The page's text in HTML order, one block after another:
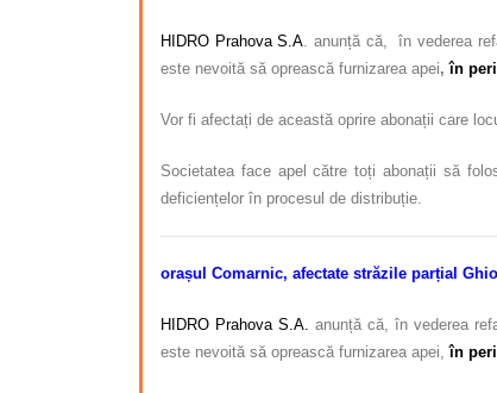
HIDRO Prahova S.A . anunță că, în vederea
este nevoită să oprească furnizarea apei,în
Vor fi afectați de această oprire abonații care
Societatea face apel către toți abonații să
deficiențelor în procesul de distribuție.
orașul Comarnic, afectate străzile parțial
HIDRO Prahova S.A. anunță că, în vederea
este nevoită să oprească furnizarea apei,în